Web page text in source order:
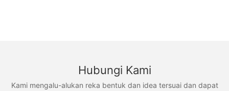
Hubungi Kami
Kami mengalu-alukan reka bentuk dan idea tersuai dan dapat